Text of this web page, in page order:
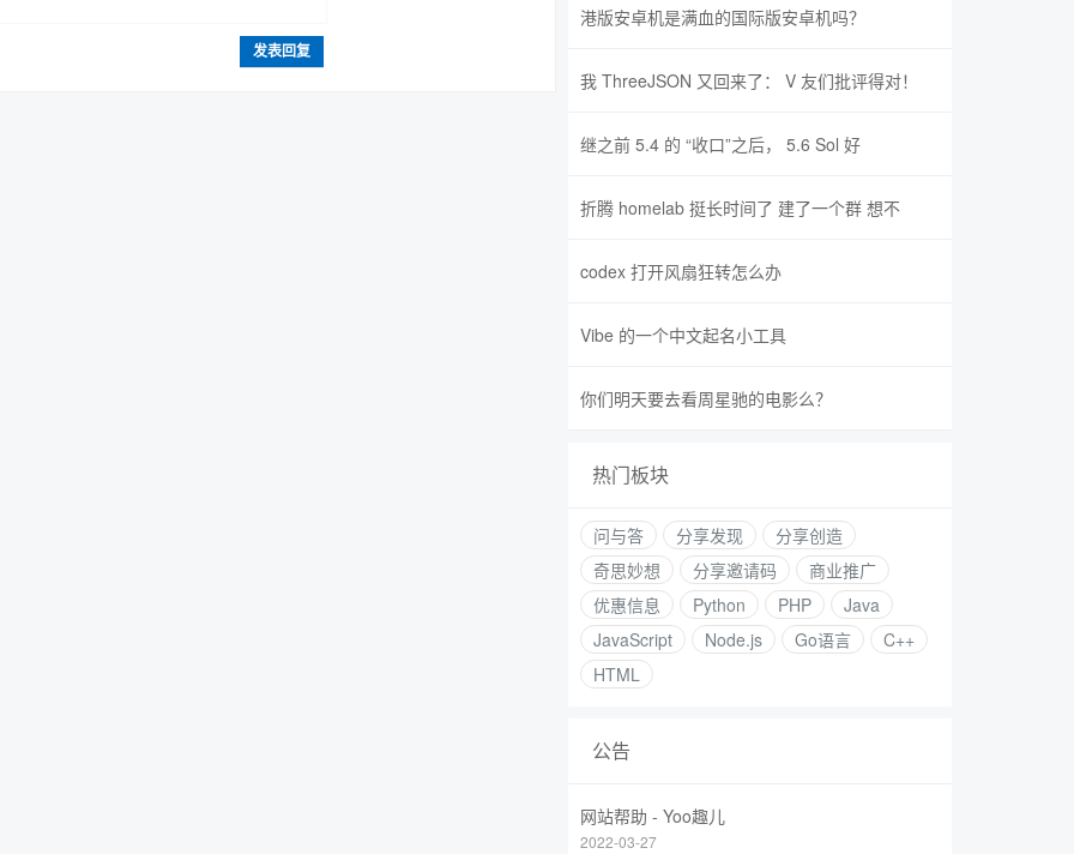
发表回复
港版安卓机是满血的国际版安卓机吗？
我 ThreeJSON 又回来了： V 友们批评得对！
继之前 5.4 的 “收口”之后， 5.6 Sol 好
折腾 homelab 挺长时间了 建了一个群 想不
codex 打开风扇狂转怎么办
Vibe 的一个中文起名小工具
你们明天要去看周星驰的电影么？
热门板块
问与答 分享发现
分享创造
奇思妙想
分享邀请码
商业推广
优惠信息
Python PHP
Java
JavaScript
Node.js Go语言
C++
HTML
公告
网站帮助 - Yoo趣儿
2022-03-27